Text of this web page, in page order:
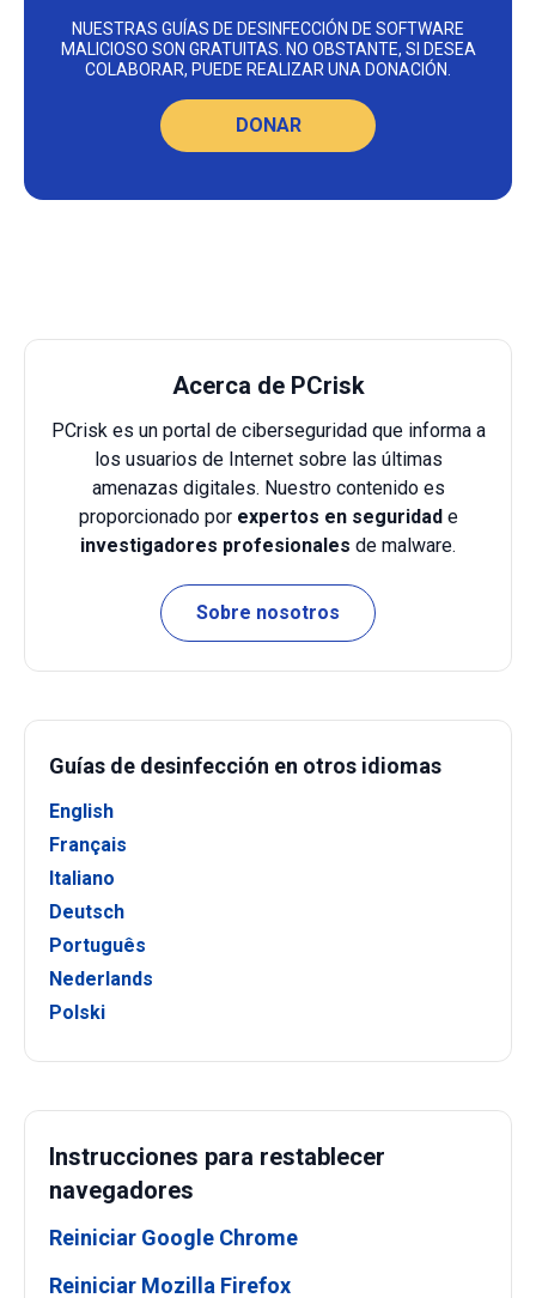
NUESTRAS GUÍAS DE DESINFECCIÓN DE SOFTWARE
MALICIOSO SON GRATUITAS. NO OBSTANTE, SI DESEA
COLABORAR, PUEDE REALIZAR UNA DONACIÓN.
DONAR
Acerca de PCrisk
PCrisk es un portal de ciberseguridad que informa a
los usuarios de Internet sobre las últimas
amenazas digitales. Nuestro contenido es
proporcionado por expertos en seguridade
investigadores profesionales de malware.
Sobre nosotros
Guías de desinfección en otros idiomas
English
Français
Italiano
Deutsch
Português
Nederlands
Polski
Instrucciones para restablecer
navegadores
Reiniciar Google Chrome
Reiniciar Mozilla Firefox